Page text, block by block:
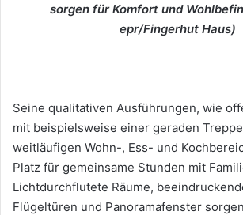
sorgen für Komfort und
epr/Fingerhut Haus)
Seine qualitativen Ausführungen, wie
mit beispielsweise einer geraden
weitläufigen Wohn-, Ess- und
Platz für gemeinsame Stunden mit
Lichtdurchflutete Räume,
Flügeltüren und Panoramafenster